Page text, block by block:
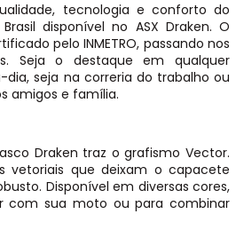
tecnologia e conforto do
disponível no ASX Draken. O
pelo INMETRO, passando nos
Seja o destaque em qualquer
seja na correria do trabalho ou
amigos e família.
Draken traz o grafismo Vector.
vetoriais que deixam o capacete
Disponível em diversas cores,
com sua moto ou para combinar